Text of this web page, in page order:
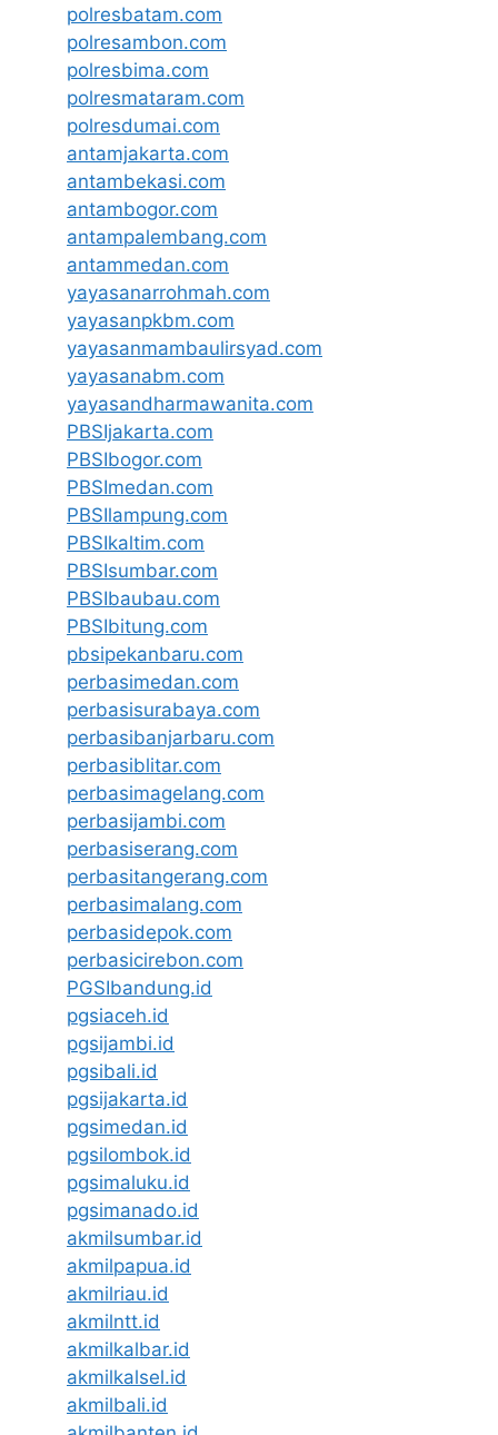
polresbatam.com
polresambon.com
polresbima.com
polresmataram.com
polresdumai.com
antamjakarta.com
antambekasi.com
antambogor.com
antampalembang.com
antammedan.com
yayasanarrohmah.com
yayasanpkbm.com
yayasanmambaulirsyad.com
yayasanabm.com
yayasandharmawanita.com
PBSIjakarta.com
PBSIbogor.com
PBSImedan.com
PBSIlampung.com
PBSIkaltim.com
PBSIsumbar.com
PBSIbaubau.com
PBSIbitung.com
pbsipekanbaru.com
perbasimedan.com
perbasisurabaya.com
perbasibanjarbaru.com
perbasiblitar.com
perbasimagelang.com
perbasijambi.com
perbasiserang.com
perbasitangerang.com
perbasimalang.com
perbasidepok.com
perbasicirebon.com
PGSIbandung.id
pgsiaceh.id
pgsijambi.id
pgsibali.id
pgsijakarta.id
pgsimedan.id
pgsilombok.id
pgsimaluku.id
pgsimanado.id
akmilsumbar.id
akmilpapua.id
akmilriau.id
akmilntt.id
akmilkalbar.id
akmilkalsel.id
akmilbali.id